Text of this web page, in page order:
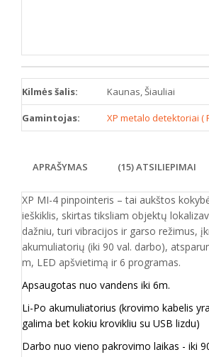
Kilmės šalis: Kaunas, Šiauliai
Gamintojas: XP metalo detektoriai (
APRAŠYMAS (15) ATSILIEPIMAI
XP MI-4 pinpointeris – tai aukštos
ieškiklis, skirtas tiksliam objektų
dažniu, turi vibracijos ir garso režimus,
akumuliatorių (iki 90 val. darbo),
m, LED apšvietimą ir 6 programas.
Apsaugotas nuo vandens iki 6m.
Li-Po akumuliatorius (krovimo kabelis
galima bet kokiu krovikliu su USB lizdu)
Darbo nuo vieno pakrovimo laikas - iki